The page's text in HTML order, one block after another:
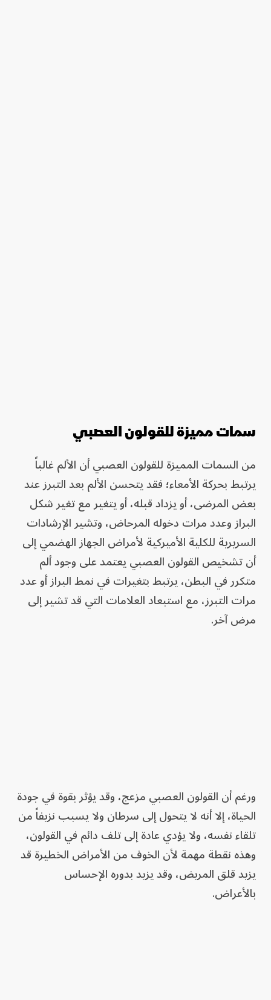
سمات مميزة للقولون العصبي
من السمات المميزة للقولون العصبي أن الألم غالباً
يرتبط بحركة الأمعاء؛ فقد يتحسن الألم بعد التبرز عند
بعض المرضى، أو يزداد قبله، أو يتغير مع تغير شكل
البراز وعدد مرات دخوله المرحاض، وتشير الإرشادات
السريرية للكلية الأميركية لأمراض الجهاز الهضمي إلى
أن تشخيص القولون العصبي يعتمد على وجود ألم
متكرر في البطن، يرتبط بتغيرات في نمط البراز أو عدد
مرات التبرز، مع استبعاد العلامات التي قد تشير إلى
مرض آخر.
ورغم أن القولون العصبي مزعج، وقد يؤثر بقوة في جودة
الحياة، إلا أنه لا يتحول إلى سرطان ولا يسبب نزيفاً من
تلقاء نفسه، ولا يؤدي عادة إلى تلف دائم في القولون،
وهذه نقطة مهمة لأن الخوف من الأمراض الخطيرة قد
يزيد قلق المريض، وقد يزيد بدوره الإحساس
بالأعراض.